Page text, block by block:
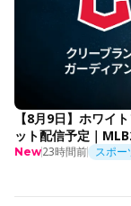
【8月9日】ホワイ
ット配信予定｜
New23時間前 スポー